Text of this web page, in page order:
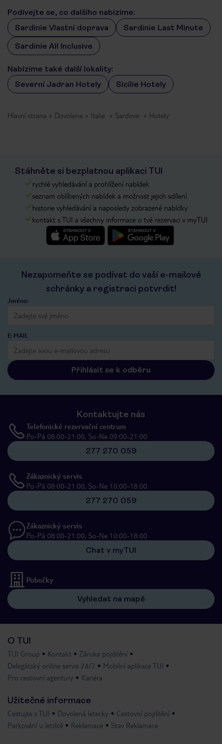
Podívejte se, co dalšího nabízíme:
Sardinie Vlastní doprava
Sardinie Last Minute
Sardinie All Inclusive
Nabízíme také další lokality:
Severní Jadran Hotely
Sicílie Hotely
Hlavní strana Dovolena Italie Sardinie Hotely
Stáhněte si bezplatnou aplikaci TUI
rychlé vyhledávání a prohlížení nabídek
seznam oblíbených nabídek a možnost jejich sdílení
historie vyhledávání a naposledy zobrazené nabídky
kontakt s TUI a všechny informace o tvé rezervaci v myTUI
Nezapomeňte se podívat do vaší e-mailové
schránky a registraci potvrdit!
Jméno:
E-MAIL
Přihlásit se k odběru
Kontaktujte nás
Telefonické rezervační centrum
Po-Pá 08:00-21:00, So-Ne 09:00-21:00
277 270 059
Zákaznický servis
Po-Pá 08:00-21:00, So-Ne 10:00-18:00
277 270 059
Zákaznický servis
Po-Pá 08:00-21:00, So-Ne 10:00-18:00
Chat v myTUI
Pobočky
Vyhledat na mapě
O TUI
TUI Group Kontakt
Záruka pojištění
Delegátský online servis 24/7
Mobilní aplikace TUI
Pro cestovní agentury
Kariéra
Užitečné informace
Cestujte s TUI Dovolená letecky
Cestovní pojištění
Parkování u letiště
Reklamace Stav Reklamace